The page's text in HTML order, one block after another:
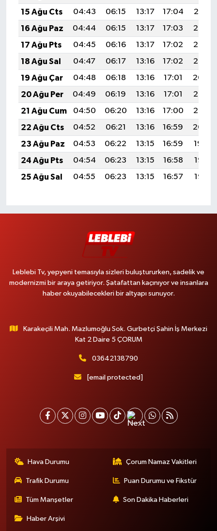
15 Ağu Cts
04:43 06:15 13:17 17:04
20:10
16 Ağu Paz
04:44 06:15 13:17 17:03
20:08
17 Ağu Pts
04:45 06:16 13:17 17:02
20:07
18 Ağu Sal
04:47 06:17 13:16 17:02
20:06
19 Ağu Çar
04:48 06:18 13:16 17:01
20:04
20 Ağu Per
04:49 06:19 13:16 17:01
20:03
21 Ağu Cum
04:50 06:20 13:16 17:00
20:02
22 Ağu Cts
04:52 06:21 13:16 16:59
20:00
23 Ağu Paz
04:53 06:22 13:15 16:59
19:59
24 Ağu Pts
04:54 06:23 13:15 16:58
19:58
25 Ağu Sal
04:55 06:23 13:15 16:57 19:56
Leblebi Tv, yepyeni temasıyla sizleri buluştururken, sadelik ve
modernizmi bir araya getiriyor. Şatafattan kaçınıyor ve insanlara
haber okuyabilecekleri bir altyapı sunuyor.
Karakeçili Mah. Mazlumoğlu Sok. Gurbetçi Şahin İş Merkezi
Kat 2 Daire 5 ÇORUM
03642138790
[email protected]
Hava Durumu Çorum Namaz Vakitleri
Trafik Durumu Puan Durumu ve Fikstür
Tüm Manşetler Son Dakika Haberleri
Haber Arşivi